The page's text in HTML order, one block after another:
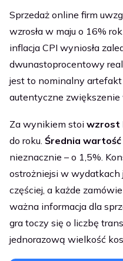
Sprzedaż online firm
wzrosła w maju o 16%
inflacja CPI wyniosła
dwunastoprocentowy
jest to nominalny
autentyczne zwiększenie
Za wynikiem stoi wzrost
do roku. Średnia wartość
nieznacznie – o 1,5%.
ostrożniejsi w wydatkach
częściej, a każde
ważna informacja dla
gra toczy się o liczbę
jednorazową wielkość